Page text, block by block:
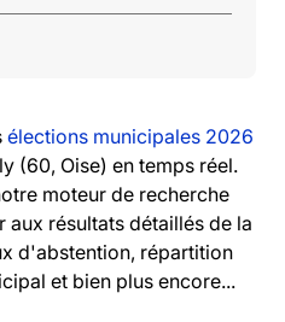
élections municipales 2026
(60, Oise) en temps réel.
moteur de recherche
résultats détaillés de la
d'abstention, répartition
et bien plus encore...